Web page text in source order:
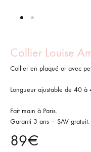
Collier Louise
Collier en plaqué or avec
Longueur ajustable de 40 à
Fait main à Paris.
Garanti 3 ans – SAV gratuit.
89€